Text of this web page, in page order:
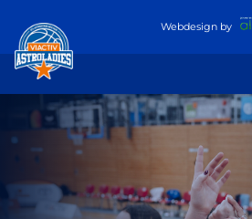
Webdesign by